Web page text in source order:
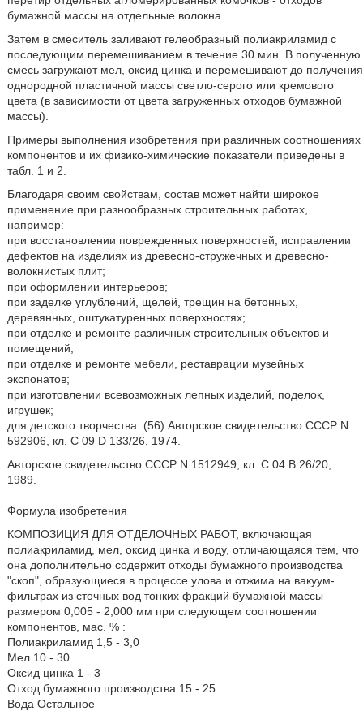
бумажной массы на отдельные волокна.
Затем в смеситель заливают гелеобразный полиакриламид с
последующим перемешиванием в течение 30 мин. В полученную
смесь загружают мел, оксид цинка и перемешивают до получения
однородной пластичной массы светло-серого или кремового
цвета (в зависимости от цвета загруженных отходов бумажной
массы).
Примеры выполнения изобретения при различных соотношениях
компонентов и их физико-химические показатели приведены в
табл. 1 и 2.
Благодаря своим свойствам, состав может найти широкое
применение при разнообразных строительных работах,
например:
при восстановлении поврежденных поверхностей, исправлении
дефектов на изделиях из древесно-стружечных и древесно-
волокнистых плит;
при оформлении интерьеров;
при заделке углублений, щелей, трещин на бетонных,
деревянных, оштукатуренных поверхностях;
при отделке и ремонте различных строительных объектов и
помещений;
при отделке и ремонте мебели, реставрации музейных
экспонатов;
при изготовлении всевозможных лепных изделий, поделок,
игрушек;
для детского творчества. (56) Авторское свидетельство СССР N
592906, кл. C 09 D 133/26, 1974.
Авторское свидетельство СССР N 1512949, кл. C 04 B 26/20,
1989.
Формула изобретения
КОМПОЗИЦИЯ ДЛЯ ОТДЕЛОЧНЫХ РАБОТ, включающая
полиакриламид, мел, оксид цинка и воду, отличающаяся тем, что
она дополнительно содержит отходы бумажного производства
"скоп", образующиеся в процессе улова и отжима на вакуум-
фильтрах из сточных вод тонких фракций бумажной массы
размером 0,005 - 2,000 мм при следующем соотношении
компонентов, мас. % :
Полиакриламид 1,5 - 3,0
Мел 10 - 30
Оксид цинка 1 - 3
Отход бумажного производства 15 - 25
Вода Остальное